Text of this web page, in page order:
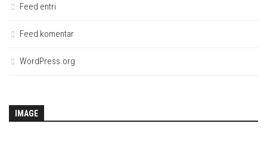
Feed entri
Feed komentar
WordPress.org
IMAGE